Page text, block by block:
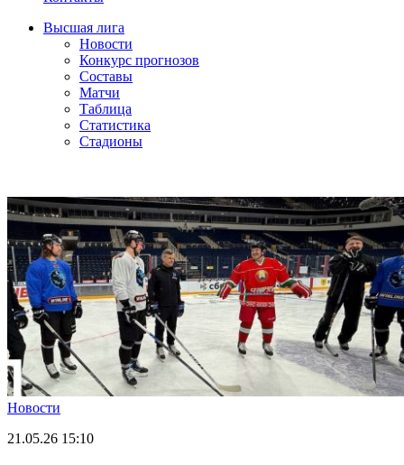
Высшая лига
Новости
Конкурс прогнозов
Составы
Матчи
Таблица
Статистика
Стадионы
Новости
21.05.26 15:10